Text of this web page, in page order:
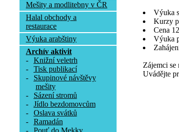
Mešity a modlitebny v ČR
Halal obchody a
restaurace
Výuka arabštiny
Archív aktivit
-
Knižní veletrh
-
Tisk publikací
-
Skupinové návštěvy
mešity
-
Sázení stromů
-
Jídlo bezdomovcům
-
Oslava svátků
-
Ramadán
Výuka
Kurzy
Cena
Výuka
Zájemci se
Uvádějte